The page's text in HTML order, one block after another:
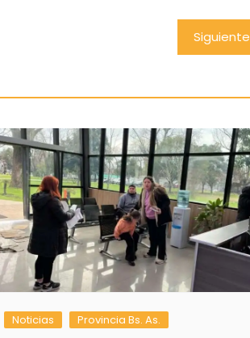
Siguiente
Noticias Provincia Bs. As.